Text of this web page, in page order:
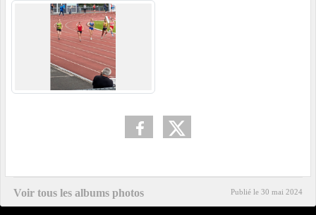
Voir tous les albums photos Publié le 30 mai 2024